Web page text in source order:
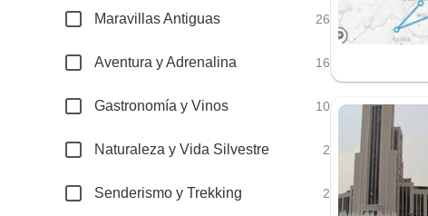
Maravillas Antiguas 26
Aventura y Adrenalina 16
Gastronomía y Vinos 10
Naturaleza y Vida Silvestre 2
Senderismo y Trekking 2